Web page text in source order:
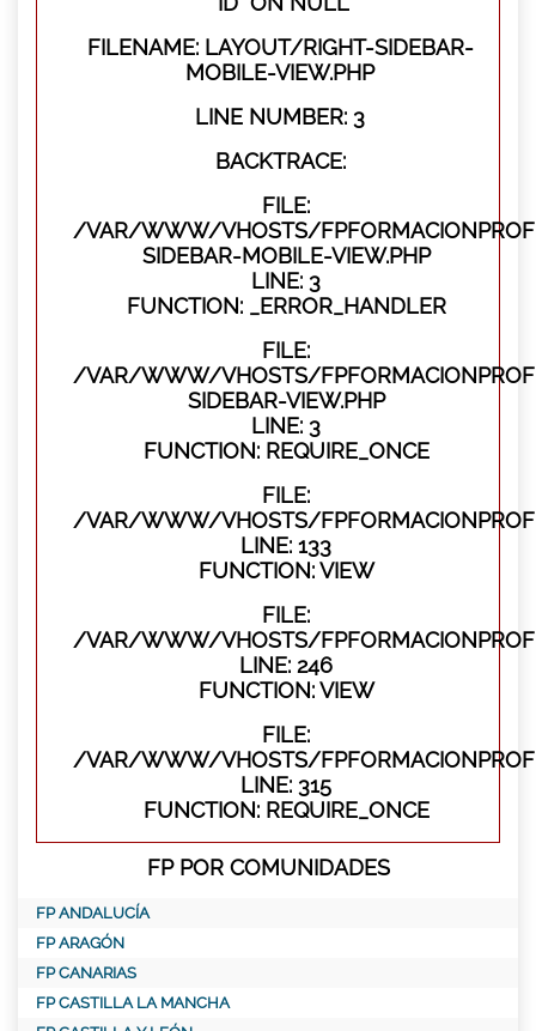
FILENAME: LAYOUT/RIGHT-SIDEBAR-
MOBILE-VIEW.PHP
LINE NUMBER: 3
BACKTRACE:
FILE:
/VAR/WWW/VHOSTS/
SIDEBAR-MOBILE-VIEW.PHP
LINE: 3
FUNCTION: _ERROR_HANDLER
FILE:
/VAR/WWW/VHOSTS/
SIDEBAR-VIEW.PHP
LINE: 3
FUNCTION: REQUIRE_ONCE
FILE:
/VAR/WWW/VHOSTS/
LINE: 133
FUNCTION: VIEW
FILE:
/VAR/WWW/VHOSTS/
LINE: 246
FUNCTION: VIEW
FILE:
/VAR/WWW/VHOSTS/
LINE: 315
FUNCTION: REQUIRE_ONCE
FP POR COMUNIDADES
FP ANDALUCÍA
FP ARAGÓN
FP CANARIAS
FP CASTILLA LA MANCHA